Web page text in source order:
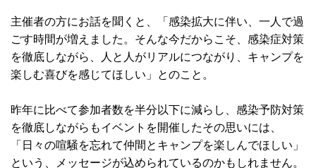
主催者の方にお話を聞くと、「感染拡大に伴い、一人で過
ごす時間が増えました。そんな今だからこそ、感染症対策
を徹底しながら、人と人がリアルにつながり、キャンプを
楽しむ喜びを感じてほしい」とのこと。
昨年に比べて参加者数を半分以下に減らし、感染予防対策
を徹底しながらもイベントを開催したその思いには、
「日々の喧騒を忘れて仲間とキャンプを楽しんでほしい」
という、メッセージが込められているのかもしれません。